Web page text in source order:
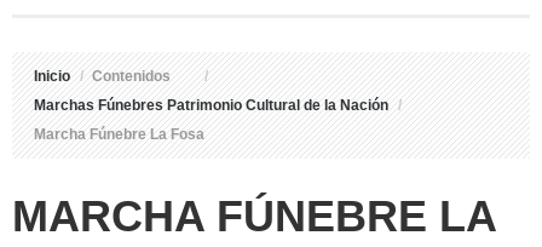
Inicio / Contenidos
/
Marchas Fúnebres Patrimonio Cultural de la Nación /
Marcha Fúnebre La Fosa
MARCHA FÚNEBRE LA